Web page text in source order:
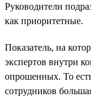
Руководители
как приоритетные.
Показатель, на
экспертов внутри
опрошенных. То
сотрудников